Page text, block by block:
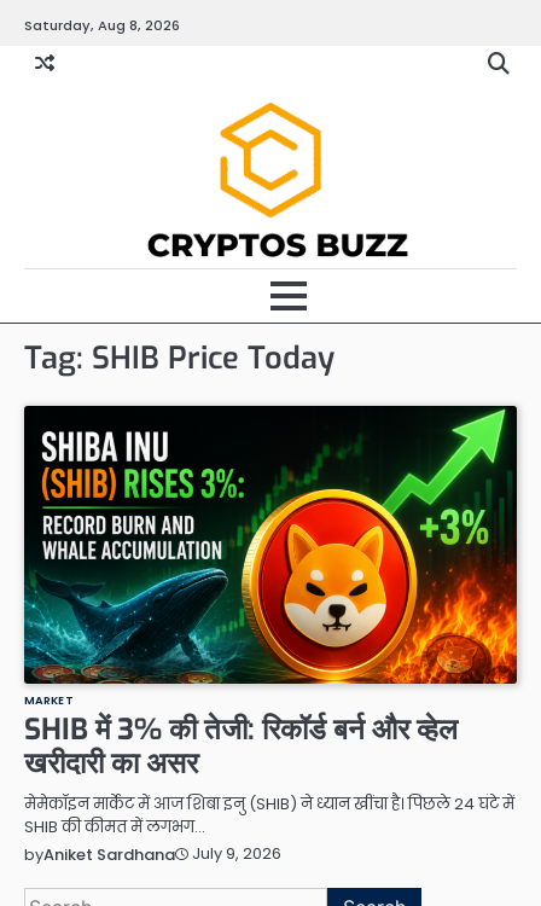
content
Saturday, Aug 8, 2026
Tag: SHIB Price Today
MARKET
SHIB में 3% की तेजी: रिकॉर्ड बर्न और व्हेल
खरीदारी का असर
मेमेकॉइन मार्केट में आज शिबा इनु (SHIB) ने ध्यान खींचा है। पिछले 24 घंटे में
SHIB की कीमत में लगभग…
byAniket Sardhana July 9, 2026
Search